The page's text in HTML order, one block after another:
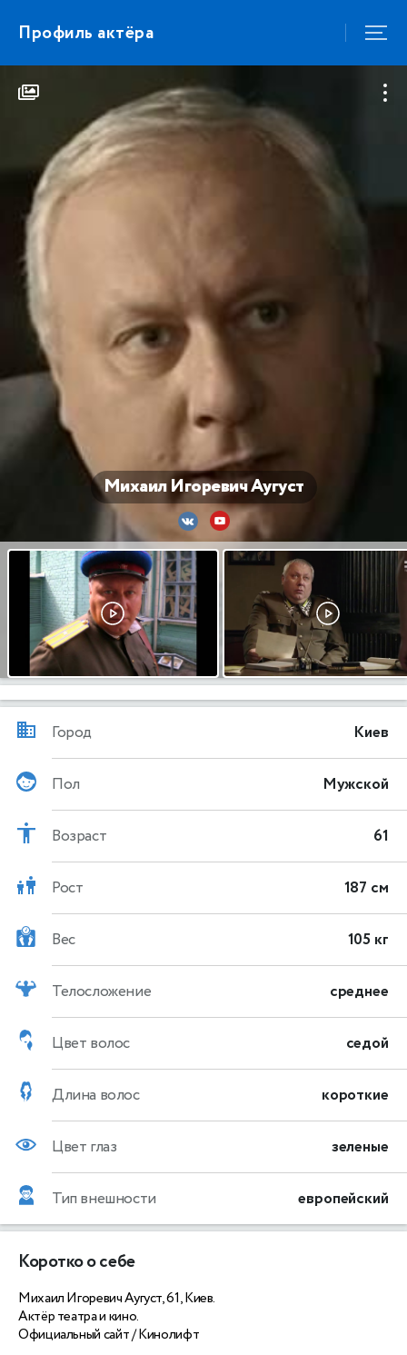
Профиль актёра
Михаил Игоревич Аугуст
Город Киев
Пол Мужской
Возраст 61
Рост 187 см
Вес 105 кг
Телосложение среднее
Цвет волос седой
Длина волос короткие
Цвет глаз зеленые
Тип внешности европейский
Коротко о себе
Михаил Игоревич Аугуст, 61, Киев.
Актёр театра и кино.
Официальный сайт / Кинолифт